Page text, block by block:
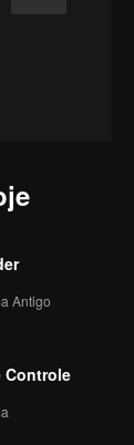
Antigo
Controle